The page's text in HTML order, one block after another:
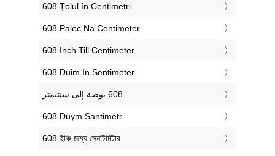
‎608 Țolul în Centimetri
‎608 Palec Na Centimeter
‎608 Inch Till Centimeter
‎608 Duim In Sentimeter
‎608 Düym Santimetr
‎608 ইঞ্চি মধ্যে সেনটিমিটার